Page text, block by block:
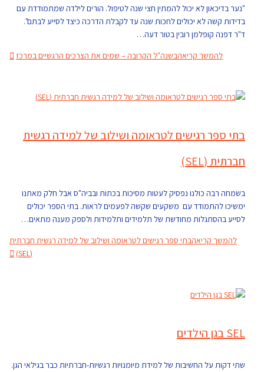
"נער בדיכאון לא יכול להמתין חצי שנה לטיפול. הורים לילדה שמתמודדת עם
בדידות קשה לא יכולים לחכות שנה עד לקבלת הדרכה כיצד לסייע לבתם".
ד"ר דפנה קופלמן רובין בטור דעה…
להמשך קריאהבשנה"ל הקרובה – שמים את הצרכים הרגשיים במרכז
בתי ספר רגישים לטראומה ושילוב של למידה רגשית
חברתית (SEL)
בשמחה רבה כולנו נפסיק לעטות מסיכות בכתות ובביה"ס אבל חלק מאתנו
ימשיכו להתמודד עם משקעים שקשה לפעמים לראות. בתי הספר יכולים
לסייע בהסתגלות מחודשת של תלמידים ותלמידות ולספק מענה מתאים…
להמשך קריאהבתי ספר רגישים לטראומה ושילוב של למידה רגשית חברתית
SEL בגן הילדים
שתי דקות על החשיבות של למידת מיומנויות רגשיות-חברתיות כבר בגילאי הגן.